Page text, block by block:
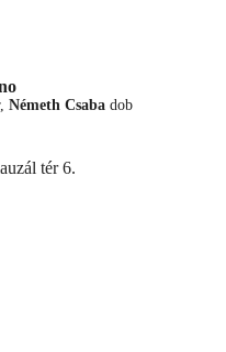
Németh Csaba dob
tér 6.